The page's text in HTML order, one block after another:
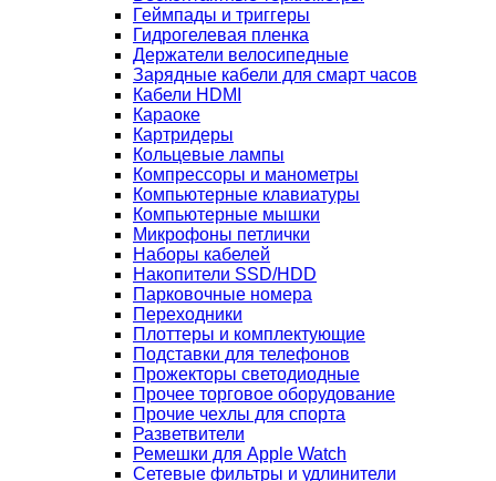
Геймпады и триггеры
Гидрогелевая пленка
Держатели велосипедные
Зарядные кабели для смарт часов
Кабели HDMI
Караоке
Картридеры
Кольцевые лампы
Компрессоры и манометры
Компьютерные клавиатуры
Компьютерные мышки
Микрофоны петлички
Наборы кабелей
Накопители SSD/HDD
Парковочные номера
Переходники
Плоттеры и комплектующие
Подставки для телефонов
Прожекторы светодиодные
Прочее торговое оборудование
Прочие чехлы для спорта
Разветвители
Ремешки для Apple Watch
Сетевые фильтры и удлинители